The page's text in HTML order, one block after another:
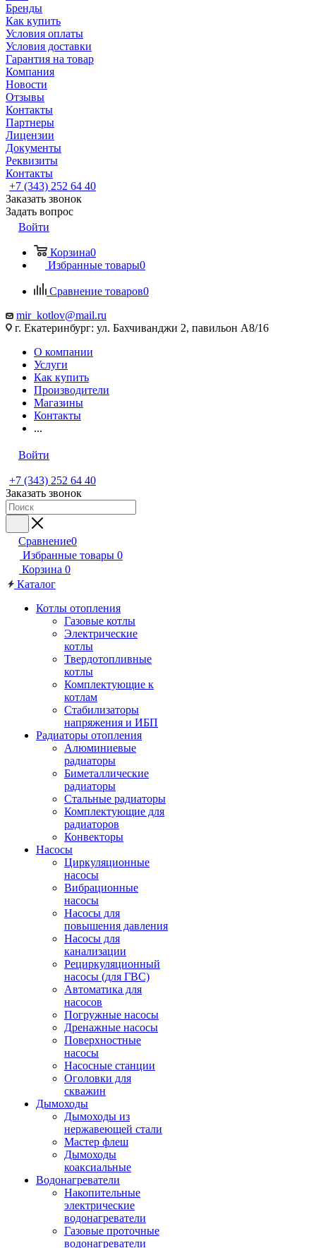
Бренды
Как купить
Условия оплаты
Условия доставки
Гарантия на товар
Компания
Новости
Отзывы
Контакты
Партнеры
Лицензии
Документы
Реквизиты
Контакты
+7 (343) 252 64 40
Заказать звонок
Задать вопрос
Войти
Корзина0
Избранные товары0
Сравнение товаров0
mir_kotlov@mail.ru
г. Екатеринбург: ул. Бахчиванджи 2, павильон А8/16
О компании
Услуги
Как купить
Производители
Магазины
Контакты
...
Войти
+7 (343) 252 64 40
Заказать звонок
Сравнение0
Избранные товары 0
Корзина 0
Каталог
Котлы отопления
Газовые котлы
Электрические
котлы
Твердотопливные
котлы
Комплектующие к
котлам
Стабилизаторы
напряжения и ИБП
Радиаторы отопления
Алюминиевые
радиаторы
Биметаллические
радиаторы
Стальные радиаторы
Комплектующие для
радиаторов
Конвекторы
Насосы
Циркуляционные
насосы
Вибрационные
насосы
Насосы для
повышения давления
Насосы для
канализации
Рециркуляционный
насосы (для ГВС)
Автоматика для
насосов
Погружные насосы
Дренажные насосы
Поверхностные
насосы
Насосные станции
Оголовки для
скважин
Дымоходы
Дымоходы из
нержавеющей стали
Мастер флеш
Дымоходы
коаксиальные
Водонагреватели
Накопительные
электрические
водонагреватели
Газовые проточные
водонагреватели